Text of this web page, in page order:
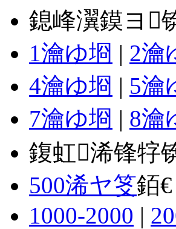
鎴峰瀷鏌ヨ
1瀹ゆ埛 | 2瀹
4瀹ゆ埛 | 5瀹
7瀹ゆ埛 | 8瀹
鍑虹浠锋牸
500浠ヤ笅銆€
1000-2000 |